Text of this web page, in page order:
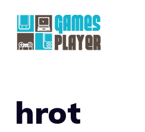
contenuto
hrot